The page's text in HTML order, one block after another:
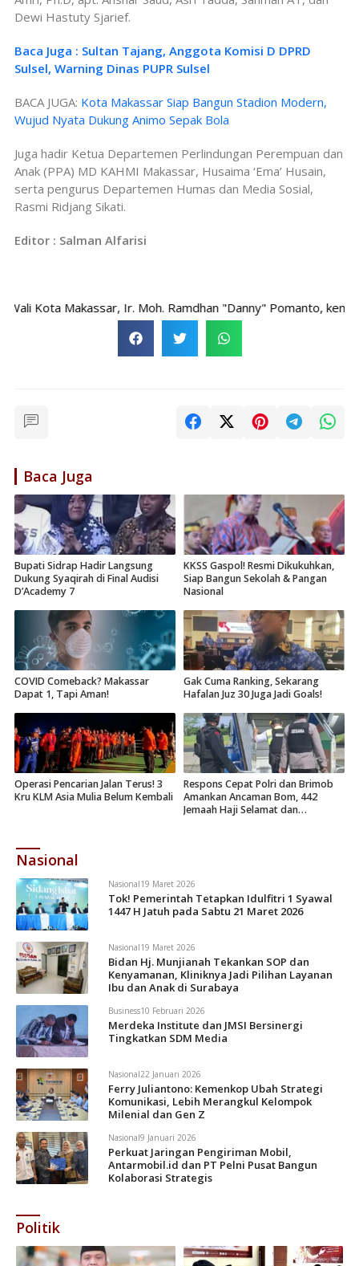
Dewi Hastuty Sjarief.
Baca Juga : Sultan Tajang, Anggota Komisi D DPRD
Sulsel, Warning Dinas PUPR Sulsel
BACA JUGA: Kota Makassar Siap Bangun Stadion Modern,
Wujud Nyata Dukung Animo Sepak Bola
Juga hadir Ketua Departemen Perlindungan Perempuan dan
Anak (PPA) MD KAHMI Makassar, Husaima ‘Ema’ Husain,
serta pengurus Departemen Humas dan Media Sosial,
Rasmi Ridjang Sikati.
Editor : Salman Alfarisi
Kota Makassar, Ir. Moh. Ramdhan "Danny" Pomanto, kembali
Baca Juga
Bupati Sidrap Hadir Langsung
Dukung Syaqirah di Final Audisi
D’Academy 7
KKSS Gaspol! Resmi Dikukuhkan,
Siap Bangun Sekolah & Pangan
Nasional
COVID Comeback? Makassar
Dapat 1, Tapi Aman!
Gak Cuma Ranking, Sekarang
Hafalan Juz 30 Juga Jadi Goals!
Operasi Pencarian Jalan Terus! 3
Kru KLM Asia Mulia Belum Kembali
Respons Cepat Polri dan Brimob
Amankan Ancaman Bom, 442
Jemaah Haji Selamat dan
Nasional
Nasional19 Maret 2026
Tok! Pemerintah Tetapkan Idulfitri 1 Syawal
1447 H Jatuh pada Sabtu 21 Maret 2026
Nasional19 Maret 2026
Bidan Hj. Munjianah Tekankan SOP dan
Kenyamanan, Kliniknya Jadi Pilihan Layanan
Ibu dan Anak di Surabaya
Business10 Februari 2026
Merdeka Institute dan JMSI Bersinergi
Tingkatkan SDM Media
Nasional22 Januari 2026
Ferry Juliantono: Kemenkop Ubah Strategi
Komunikasi, Lebih Merangkul Kelompok
Milenial dan Gen Z
Nasional9 Januari 2026
Perkuat Jaringan Pengiriman Mobil,
Antarmobil.id dan PT Pelni Pusat Bangun
Kolaborasi Strategis
Politik